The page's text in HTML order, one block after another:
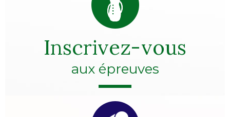
Inscrivez-vous
aux épreuves